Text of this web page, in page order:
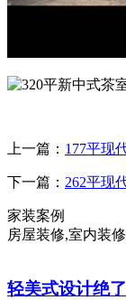
上一篇： 177平现
下一篇： 262平现
家装案例
房屋装修,室内装
轻美式设计绝